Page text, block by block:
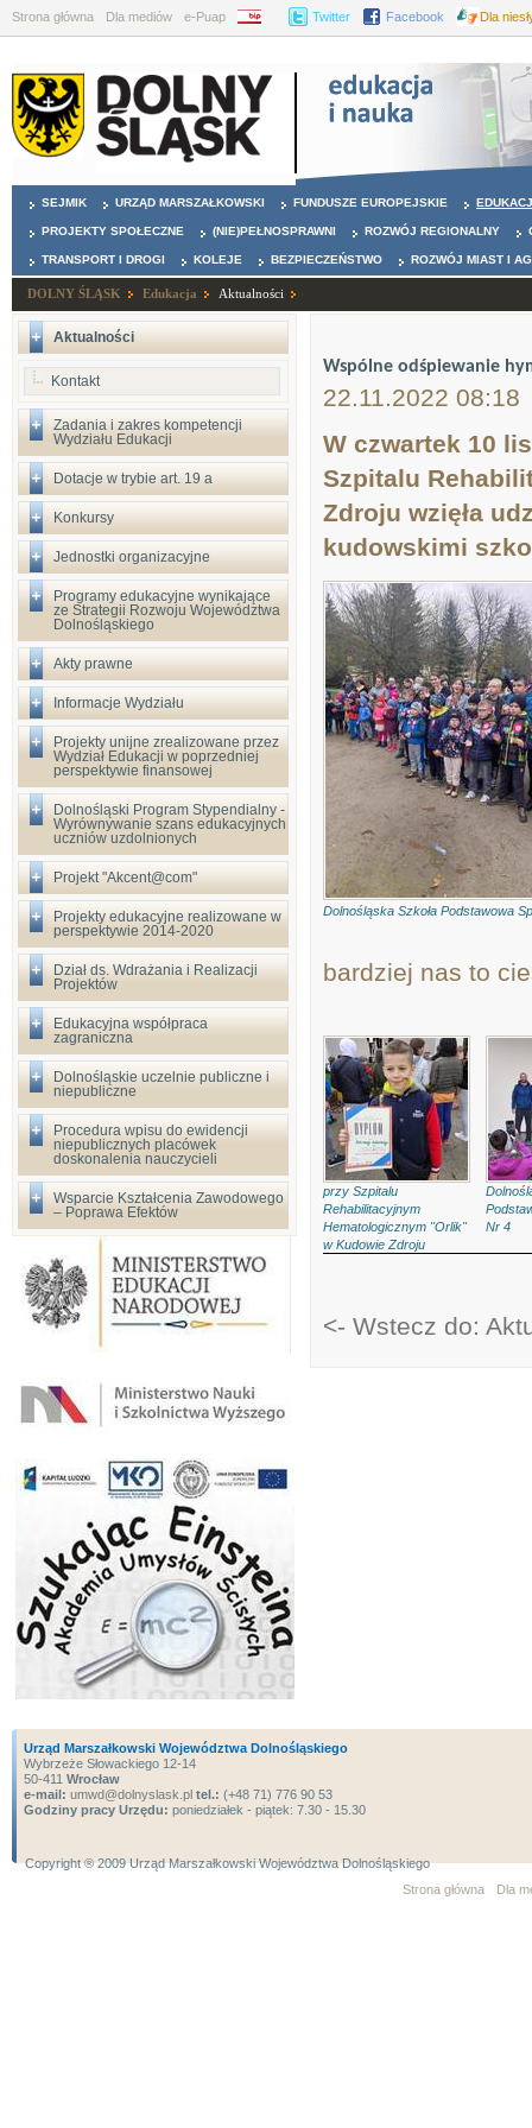
Strona główna Dla mediów e-Puap BIP Twitter Facebook Dla
SEJMIK URZĄD MARSZAŁKOWSKI FUNDUSZE EUROPEJSKIE
PROJEKTY SPOŁECZNE (NIE)PEŁNOSPRAWNI ROZWÓJ REGIONALNY
TRANSPORT I DROGI KOLEJE BEZPIECZEŃSTWO ROZWÓJ MIAST I
DOLNY ŚLĄSK Edukacja Aktualności
Aktualności
Kontakt
Zadania i zakres kompetencji
Wydziału Edukacji
Dotacje w trybie art. 19 a
Konkursy
Jednostki organizacyjne
Programy edukacyjne wynikające
ze Strategii Rozwoju Województwa
Dolnośląskiego
Akty prawne
Informacje Wydziału
Projekty unijne zrealizowane przez
Wydział Edukacji w poprzedniej
perspektywie finansowej
Dolnośląski Program Stypendialny -
Wyrównywanie szans edukacyjnych
uczniów uzdolnionych
Projekt "Akcent@com"
Projekty edukacyjne realizowane w
perspektywie 2014-2020
Dział ds. Wdrażania i Realizacji
Projektów
Edukacyjna współpraca
zagraniczna
Dolnośląskie uczelnie publiczne i
niepubliczne
Procedura wpisu do ewidencji
niepublicznych placówek
doskonalenia nauczycieli
Wsparcie Kształcenia Zawodowego
– Poprawa Efektów
Wspólne odśpiewanie
22.11.2022 08:18
W czwartek 10
Szpitalu
Zdroju wzięła
kudowskimi
Dolnośląska Szkoła Podstawowa
bardziej nas to
przy Szpitalu
Rehabilitacyjnym
Hematologicznym "Orlik"
w Kudowie Zdroju
Nr 4
<- Wstecz do:
Urząd Marszałkowski Województwa Dolnośląskiego
Wybrzeże Słowackiego 12-14
50-411 Wrocław
e-mail: umwd@dolnyslask.pl tel.: (+48 71) 776 90 53
Godziny pracy Urzędu: poniedziałek - piątek: 7.30 - 15.30
Copyright ® 2009 Urząd Marszałkowski Województwa Dolnośląskiego
Strona główna
Dla